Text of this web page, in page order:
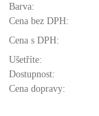
Barva:
Cena bez DPH:
Cena s DPH:
Ušetříte:
Dostupnost:
Cena dopravy: